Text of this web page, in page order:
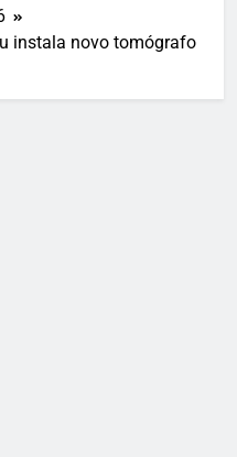
instala novo tomógrafo